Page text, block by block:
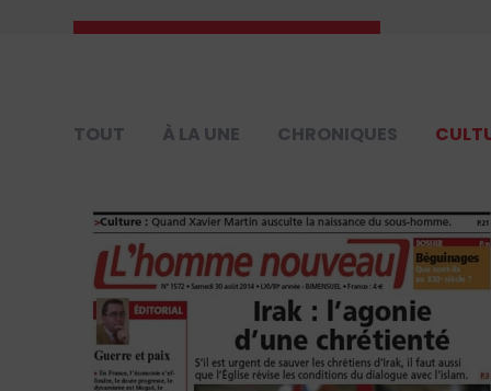
TOUT À LA UNE CHRONIQUES